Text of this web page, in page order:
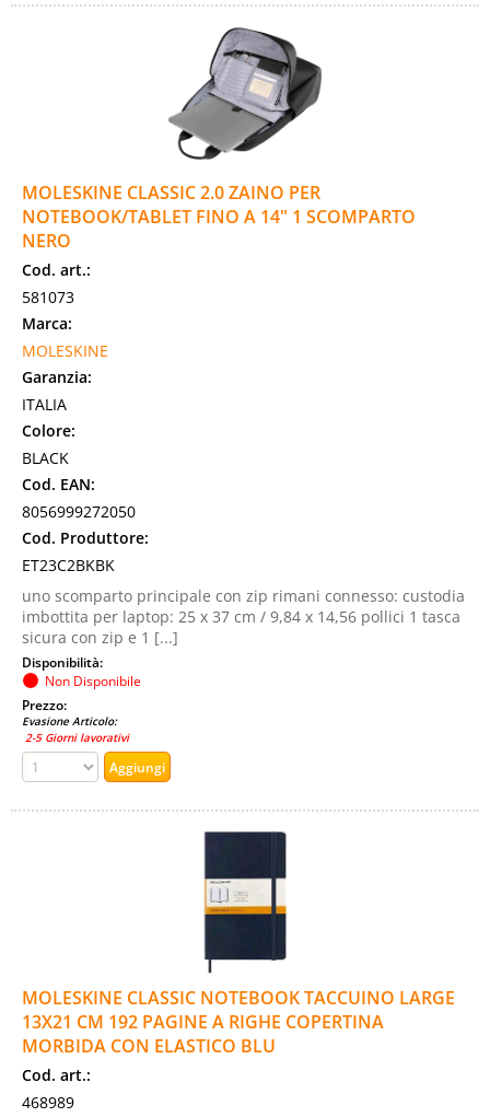
MOLESKINE CLASSIC 2.0 ZAINO PER
NOTEBOOK/TABLET FINO A 14" 1 SCOMPARTO
NERO
Cod. art.:
581073
Marca:
MOLESKINE
Garanzia:
ITALIA
Colore:
BLACK
Cod. EAN:
8056999272050
Cod. Produttore:
ET23C2BKBK
uno scomparto principale con zip rimani connesso: custodia
imbottita per laptop: 25 x 37 cm / 9,84 x 14,56 pollici 1 tasca
sicura con zip e 1 [...]
Disponibilità:
Non Disponibile
Prezzo:
Evasione Articolo:
2-5 Giorni lavorativi
MOLESKINE CLASSIC NOTEBOOK TACCUINO LARGE
13X21 CM 192 PAGINE A RIGHE COPERTINA
MORBIDA CON ELASTICO BLU
Cod. art.:
468989